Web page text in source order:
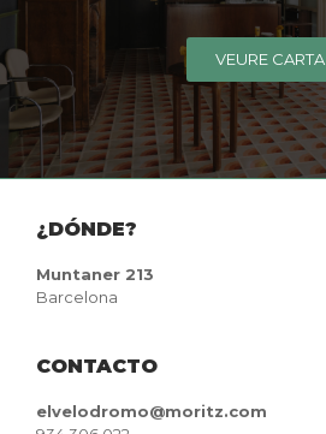
VEURE CARTA
¿DÓNDE?
Muntaner 213
Barcelona
CONTACTO
elvelodromo@moritz.com